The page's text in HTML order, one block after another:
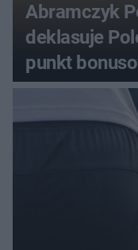
Abramczyk
deklasuje
punkt